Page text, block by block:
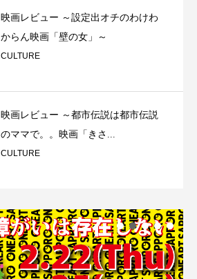
映画レビュー ～設定出オチのわけわ
からん映画「壁の女」～
CULTURE
映画レビュー ～都市伝説は都市伝説
のママで。。映画「きさ...
CULTURE